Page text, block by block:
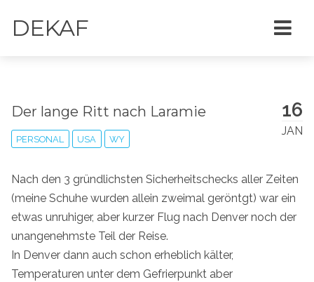
DEKAF
16
JAN
Der lange Ritt nach Laramie
PERSONAL USA WY
Nach den 3 gründlichsten Sicherheitschecks aller Zeiten
(meine Schuhe wurden allein zweimal geröntgt) war ein
etwas unruhiger, aber kurzer Flug nach Denver noch der
unangenehmste Teil der Reise.
In Denver dann auch schon erheblich kälter,
Temperaturen unter dem Gefrierpunkt aber